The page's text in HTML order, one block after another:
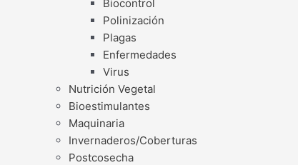
Biocontrol
Polinización
Plagas
Enfermedades
Virus
Nutrición Vegetal
Bioestimulantes
Maquinaria
Invernaderos/Coberturas
Postcosecha